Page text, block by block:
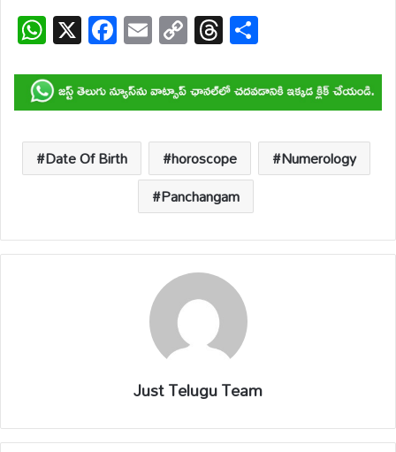
W
h
at
s
A
p
X F
ac
e
b
o
o
E
m
ail
C
o
p
y
Li
n
k
T
hr
e
a
d
s
ar
e
Date Of Birth horoscope
Numerology
Panchangam
Just Telugu Team